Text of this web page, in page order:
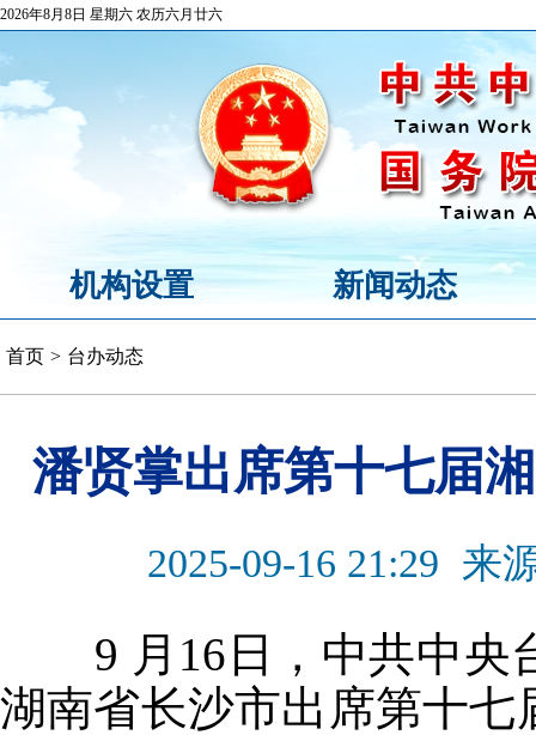
2026年8月8日 星期六 农历六月廿六
机构设置 新闻动态
首页 > 台办动态
潘贤掌出席第十七届
2025-09-16 21:29 来
9 月16日，中共中央
湖南省长沙市出席第十